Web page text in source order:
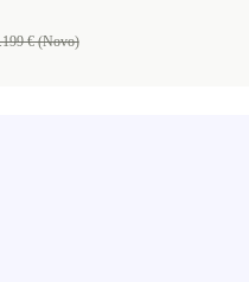
€ (Novo)